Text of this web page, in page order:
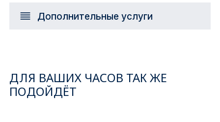
Дополнительные услуги
ДЛЯ ВАШИХ ЧАСОВ ТАК ЖЕ
ПОДОЙДЁТ